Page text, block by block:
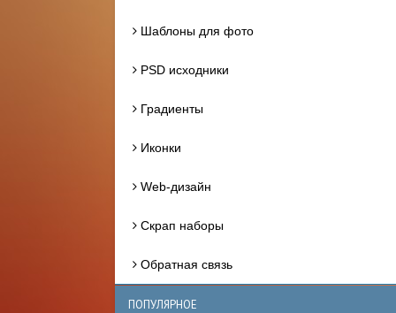
Шаблоны для фото
PSD исходники
Градиенты
Иконки
Web-дизайн
Скрап наборы
Обратная связь
ПОПУЛЯРНОЕ